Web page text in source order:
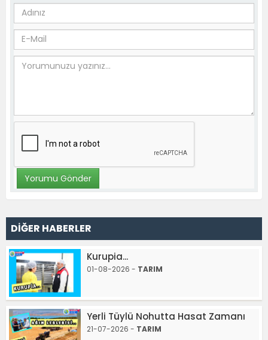
DİĞER HABERLER
Kurupia...
01-08-2026 - TARIM
Yerli Tüylü Nohutta Hasat Zamanı
21-07-2026 - TARIM